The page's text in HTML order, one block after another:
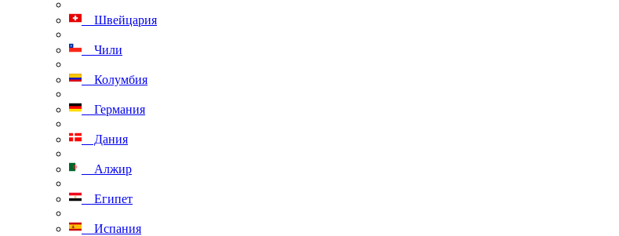
Швейцария
Чили
Колумбия
Германия
Дания
Алжир
Египет
Испания